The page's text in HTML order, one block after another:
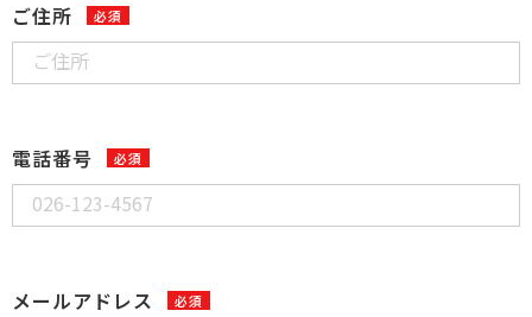
ご住所
電話番号
メールアドレス